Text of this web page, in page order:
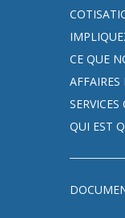
CE QUE
AFFAIRES
SERVICES
QUI EST